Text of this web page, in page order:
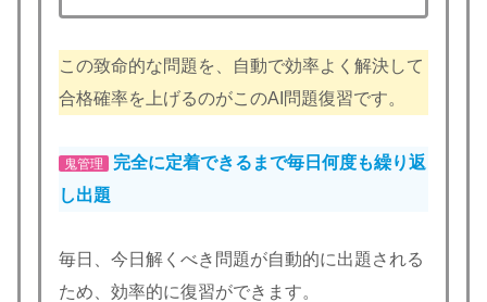
この致命的な問題を、自動で効率よく解決して
合格確率を上げるのがこのAI問題復習です。
鬼管理
完全に定着できるまで毎日何度も繰り返
し出題
毎日、今日解くべき問題が自動的に出題される
ため、効率的に復習ができます。